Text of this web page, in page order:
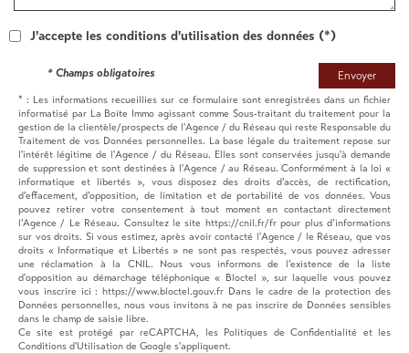
J'accepte les conditions d'utilisation des données (*)
Envoyer
* Champs obligatoires
* : Les informations recueillies sur ce formulaire sont enregistrées dans un fichier
informatisé par La Boite Immo agissant comme Sous-traitant du traitement pour la
gestion de la clientèle/prospects de l'Agence / du Réseau qui reste Responsable du
Traitement de vos Données personnelles. La base légale du traitement repose sur
l'intérêt légitime de l'Agence / du Réseau. Elles sont conservées jusqu'à demande
de suppression et sont destinées à l'Agence / au Réseau. Conformément à la loi «
informatique et libertés », vous disposez des droits d’accès, de rectification,
d’effacement, d’opposition, de limitation et de portabilité de vos données. Vous
pouvez retirer votre consentement à tout moment en contactant directement
l’Agence / Le Réseau. Consultez le site https://cnil.fr/fr pour plus d’informations
sur vos droits. Si vous estimez, après avoir contacté l'Agence / le Réseau, que vos
droits « Informatique et Libertés » ne sont pas respectés, vous pouvez adresser
une réclamation à la CNIL. Nous vous informons de l’existence de la liste
d'opposition au démarchage téléphonique « Bloctel », sur laquelle vous pouvez
vous inscrire ici : https://www.bloctel.gouv.fr Dans le cadre de la protection des
Données personnelles, nous vous invitons à ne pas inscrire de Données sensibles
dans le champ de saisie libre.
Ce site est protégé par reCAPTCHA, les Politiques de Confidentialité et les
Conditions d'Utilisation de Google s'appliquent.